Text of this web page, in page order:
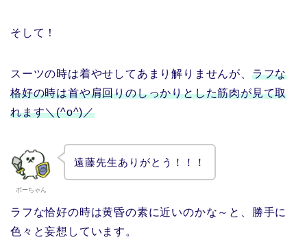
そして！
スーツの時は着やせしてあまり解りませんが、 ラフな
格好の時は首や肩回りのしっかりとした筋肉が見て取
れます＼(^o^)／
ボーちゃん
遠藤先生ありがとう！！！
ラフな恰好の時は黄昏の素に近いのかな～と、勝手に
色々と妄想しています。